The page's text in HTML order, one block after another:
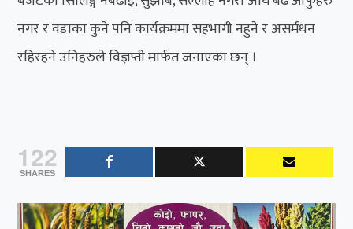
नगर र वडाका कुने पनि कार्यक्रममा सहभागी नहुने र असर्मथन
रहिरहने उनिहरुले विज्ञप्ती मार्फत जनाएका छन् ।
122
SHARES